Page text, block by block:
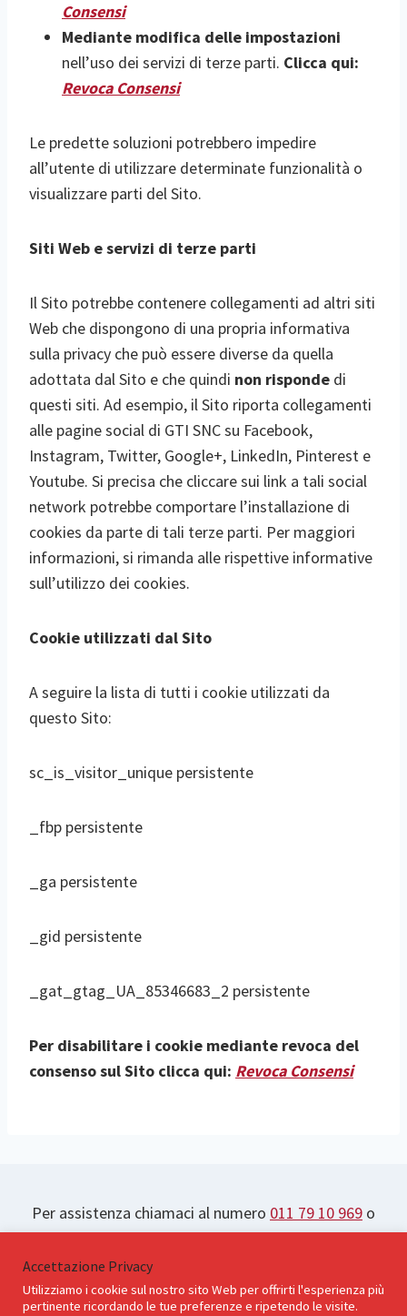
Consensi
Mediante modifica delle impostazioni
nell’uso dei servizi di terze parti. Clicca qui:
Revoca Consensi
Le predette soluzioni potrebbero impedire
all’utente di utilizzare determinate funzionalità o
visualizzare parti del Sito.
Siti Web e servizi di terze parti
Il Sito potrebbe contenere collegamenti ad altri siti
Web che dispongono di una propria informativa
sulla privacy che può essere diverse da quella
adottata dal Sito e che quindi non risponde di
questi siti. Ad esempio, il Sito riporta collegamenti
alle pagine social di GTI SNC su Facebook,
Instagram, Twitter, Google+, LinkedIn, Pinterest e
Youtube. Si precisa che cliccare sui link a tali social
network potrebbe comportare l’installazione di
cookies da parte di tali terze parti. Per maggiori
informazioni, si rimanda alle rispettive informative
sull’utilizzo dei cookies.
Cookie utilizzati dal Sito
A seguire la lista di tutti i cookie utilizzati da
questo Sito:
sc_is_visitor_unique persistente
_fbp persistente
_ga persistente
_gid persistente
_gat_gtag_UA_85346683_2 persistente
Per disabilitare i cookie mediante revoca del
consenso sul Sito clicca qui: Revoca Consensi
Per assistenza chiamaci al numero 011 79 10 969 o
clicca qui:Domoria Contatti
Accettazione Privacy
Utilizziamo i cookie sul nostro sito Web per offrirti l'esperienza più
pertinente ricordando le tue preferenze e ripetendo le visite.